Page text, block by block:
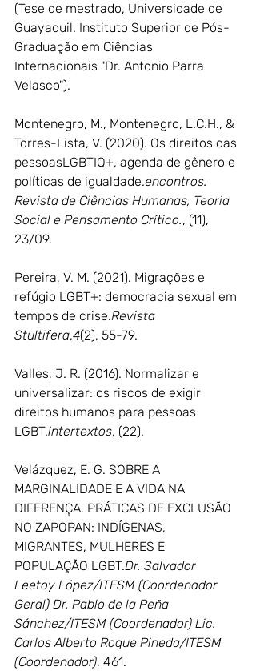
(Tese de mestrado, Universidade de
Guayaquil. Instituto Superior de Pós-
Graduação em Ciências
Internacionais "Dr. Antonio Parra
Velasco").
Montenegro, M., Montenegro, L.C.H., &
Torres-Lista, V. (2020). Os direitos das
pessoasLGBTIQ+, agenda de gênero e
políticas de igualdade.encontros.
Revista de Ciências Humanas, Teoria
Social e Pensamento Crítico., (11),
23/09.
Pereira, V. M. (2021). Migrações e
refúgio LGBT+: democracia sexual em
tempos de crise.Revista
Stultifera,4(2), 55-79.
Valles, J. R. (2016). Normalizar e
universalizar: os riscos de exigir
direitos humanos para pessoas
LGBT.intertextos, (22).
Velázquez, E. G. SOBRE A
MARGINALIDADE E A VIDA NA
DIFERENÇA. PRÁTICAS DE EXCLUSÃO
NO ZAPOPAN: INDÍGENAS,
MIGRANTES, MULHERES E
POPULAÇÃO LGBT.Dr. Salvador
Leetoy López/ITESM (Coordenador
Geral) Dr. Pablo de la Peña
Sánchez/ITESM (Coordenador) Lic.
Carlos Alberto Roque Pineda/ITESM
(Coordenador), 461.